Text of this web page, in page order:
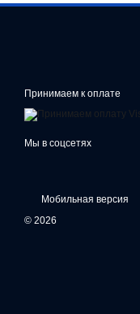
Принимаем к оплате
Мы в соцсетях
Мобильная версия
© 2026